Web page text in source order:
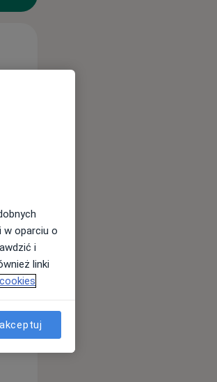
Wt,
11 Sie
w oparciu o
i
linki